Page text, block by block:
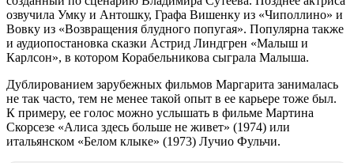
озвучила Умку и Антошку, Графа Вишенку из «Чиполлино» и
Вовку из «Возвращения блудного попугая». Популярна также
и аудиопостановка сказки Астрид Линдгрен «Малыш и
Карлсон», в котором Корабельникова сыграла Малыша.
Дублированием зарубежных фильмов Маргарита занималась
не так часто, тем не менее такой опыт в ее карьере тоже был.
К примеру, ее голос можно услышать в фильме Мартина
Скорсезе «Алиса здесь больше не живет» (1974) или
итальянском «Белом клыке» (1973) Лучио Фульчи.